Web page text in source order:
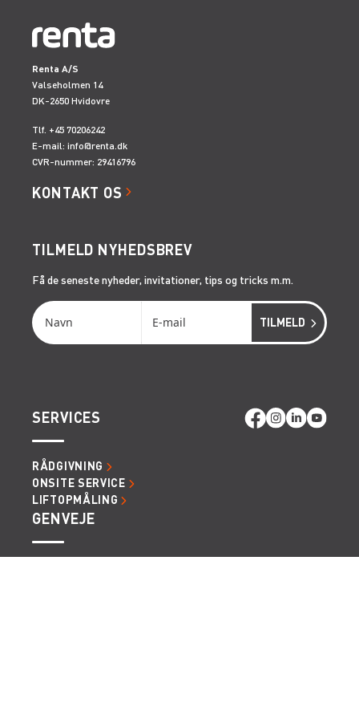
Renta A/S
Valseholmen 14
DK-2650 Hvidovre
Tlf. +45 70206242
E-mail: info@renta.dk
CVR-nummer: 29416796
KONTAKT OS
TILMELD NYHEDSBREV
Få de seneste nyheder, invitationer, tips og tricks m.m.
SERVICES
RÅDGIVNING
ONSITE SERVICE
LIFTOPMÅLING
GENVEJE